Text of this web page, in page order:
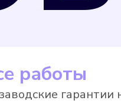
работы
гарантии